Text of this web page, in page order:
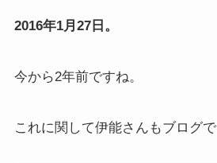
2016年1月27日。
今から2年前ですね。
これに関して伊能さんもブログで